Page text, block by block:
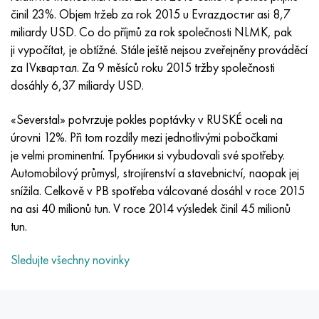
činil 23%. Objem tržeb za rok 2015 u Evrazдостиг asi 8,7
miliardy USD. Co do příjmů za rok společnosti NLMK, pak
ji vypočítat, je obtížné. Stále ještě nejsou zveřejněny prováděcí
za IVквартал. Za 9 měsíců roku 2015 tržby společnosti
dosáhly 6,37 miliardy USD.
«Severstal» potvrzuje pokles poptávky v RUSKÉ oceli na
úrovni 12%. Při tom rozdíly mezi jednotlivými pobočkami
je velmi prominentní. Трубники si vybudovali své spotřeby.
Automobilový průmysl, strojírenství a stavebnictví, naopak jej
snížila. Celkově v PB spotřeba válcované dosáhl v roce 2015
na asi 40 milionů tun. V roce 2014 výsledek činil 45 milionů
tun.
Sledujte všechny novinky
Inotherm
incotest
Jette M152
Kobalt 6B
maraging 250
René 41
Maraging 300
Maraging 350
47ND
47НХР
49 KF
49K2F, 49K2FA-VI
Slitina 50N
Slitina 50NP
50 NHS
Slitina 52N
HN62VMYUT
HN62MVKYU
HN63 MB
XN65VM
KhN65VMTYu
KhN67MVTYu
KhN68VKTYU
KhN68VMTYUK-vd
VT-35
PT-1M
PT-3V
PT-7M
2B
SPT-2 sv
AT3
3M
1.4466 - AISI 310MoLn
Slitina Al6xn
15-7Ph® - 1,4532
PH 13-8 Po - 1,4534
1,4542 - 17-4Ph®
Custom 455® - 1.4543 - uns s45500
1,4545 - 15-5Ph®
1,4548 - 17-4Ph®
10X17H13M3T
10X18N18Yu4D
11X11N2V2MF
12Х18Н9Т
13X11N2V2MF
15x11mf
15x12vnmf
15H12H2MVFAB
2,0872, CuNi10Fe1Mn, Cw352h
Silikonový hliníkový bronz
CW301G, C64200
křemíkový bronz
C65500, CuAl11Fe3
C65620, CuSi3Fe2Zn3
C65100, CuSi 1,5
Cín-olověný bronz
Červená mosaz
C84400, CuSn2ZnPb
C83600, CuSn5ZnPb
45G2, 45g2, AISI 1144
Legovaná konstrukční ocel
10g2, 10g2, AISI 1513
12X2H4A, 15NiCr13, 1,5752
AC14, 11SMnPb30
20G, 20mn5
20XH3A, AISI 4320, 20hn3a
20HM, 24CrMo5, 20hm
Р6М5, 1.3343, hs6-5-2, sw7m
Р6М5К5, 1,3243, hs6-5-2-5
R6M5F3, 1,3344, hs6-5-3
Р9М4К8,1,3207
R12F3, 1,3318, sw12
P18, 1,3355, hs18-0-1, sw18
Uhlíková ocel
У10,1.1645, C105W1